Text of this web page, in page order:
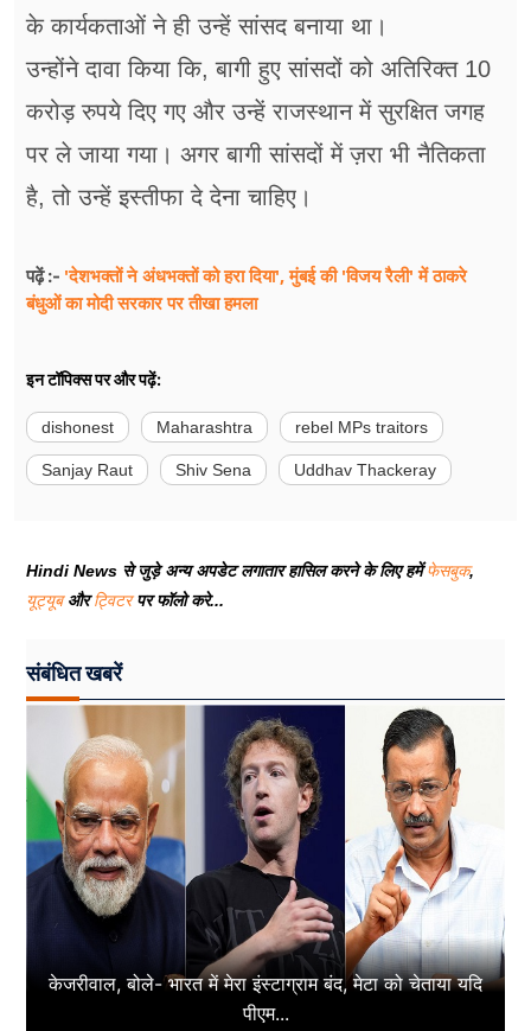
के कार्यकताओं ने ही उन्हें सांसद बनाया था।
उन्होंने दावा किया कि, बागी हुए सांसदों को अतिरिक्त 10
करोड़ रुपये दिए गए और उन्हें राजस्थान में सुरक्षित जगह
पर ले जाया गया। अगर बागी सांसदों में ज़रा भी नैतिकता
है, तो उन्हें इस्तीफा दे देना चाहिए।
पढ़ें :- 'देशभक्तों ने अंधभक्तों को हरा दिया', मुंबई की 'विजय रैली' में ठाकरे
बंधुओं का मोदी सरकार पर तीखा हमला
इन टॉपिक्स पर और पढ़ें:
dishonest Maharashtra rebel MPs traitors
Sanjay Raut Shiv Sena Uddhav Thackeray
Hindi News से जुड़े अन्य अपडेट लगातार हासिल करने के लिए हमेंफेसबुक,
यूट्यूबऔरट्विटरपर फॉलो करे...
संबंधित खबरें
केजरीवाल, बोले- भारत में मेरा इंस्टाग्राम बंद, मेटा को चेताया यदि
पीएम...